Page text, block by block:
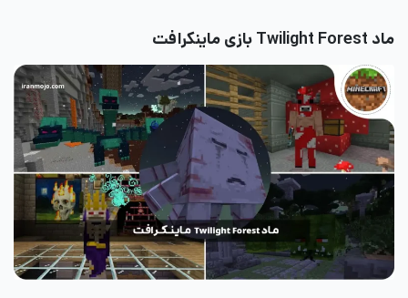
ماد Twilight Forest بازی ماینکرافت